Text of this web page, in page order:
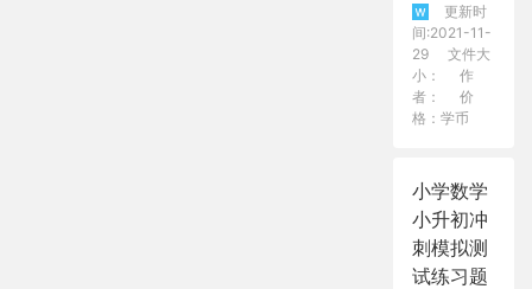
更新时
间:2021-11-
29
文件大
小：
作
者：
价
格：学币
小学数学
小升初冲
刺模拟测
试练习题